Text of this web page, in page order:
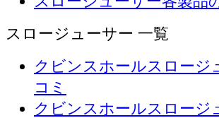
スロージューサー 一覧
クビンスホールスロージ
コミ
クビンスホールスロージ